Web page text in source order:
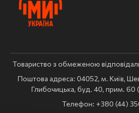
Товариство з обмеженою
Поштова адреса: 04052, м. Київ,
Глибочицька, буд. 40, прим. 60
Телефон: +380 (44)